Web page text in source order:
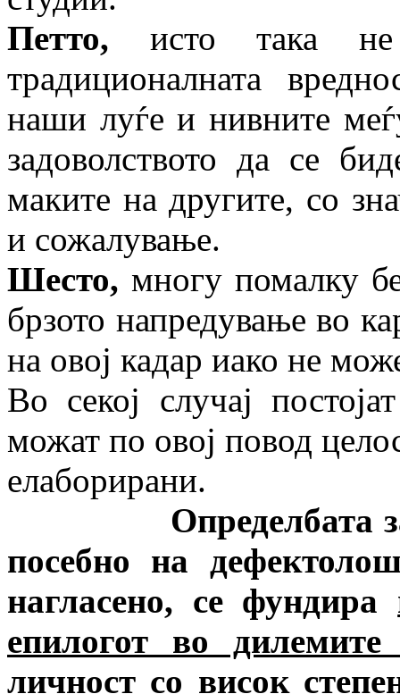
Петто, исто така
традиционалната
наши луѓе и нивните
задоволството да се
маките на другите, со
и сожалување.
Шесто, многу помалку
брзото напредување во
на овој кадар иако не
Во секој случај
можат по овој повод
елаборирани.
Определбата за
посебно на
нагласено, се фундира
епилогот во
личност со висок